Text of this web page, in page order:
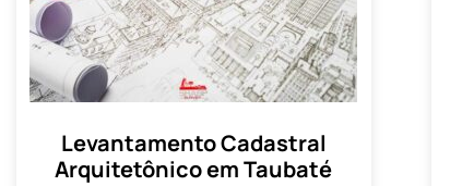
Levantamento Cadastral
Arquitetônico em Taubaté